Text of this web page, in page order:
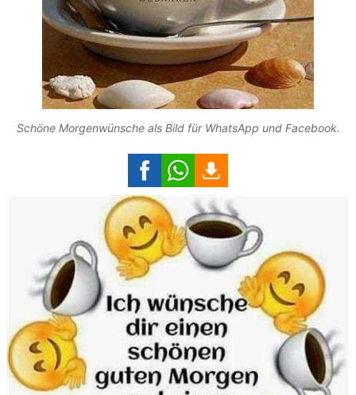
Schöne Morgenwünsche als Bild für WhatsApp und Facebook.